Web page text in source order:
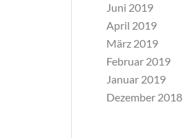
Juni 2019
April 2019
März 2019
Februar 2019
Januar 2019
Dezember 2018